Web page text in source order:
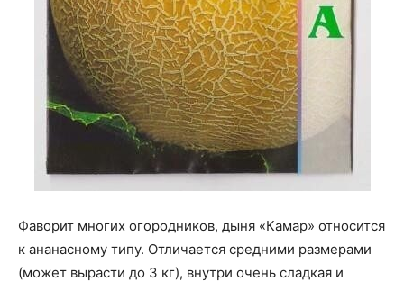
Фаворит многих огородников, дыня «Камар» относится
к ананасному типу. Отличается средними размерами
(может вырасти до 3 кг), внутри очень сладкая и